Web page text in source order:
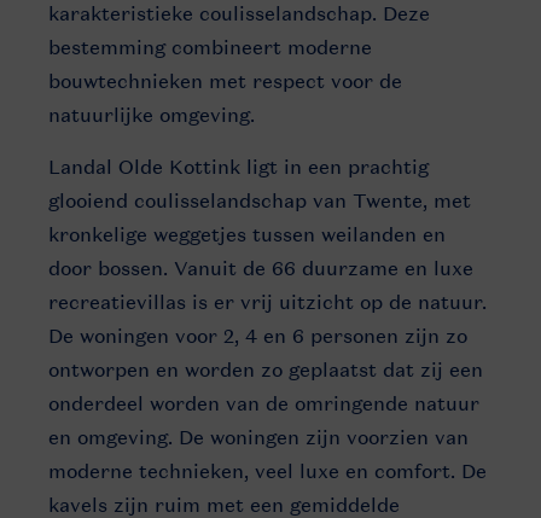
karakteristieke coulisselandschap. Deze
bestemming combineert moderne
bouwtechnieken met respect voor de
natuurlijke omgeving.
Landal Olde Kottink ligt in een prachtig
glooiend coulisselandschap van Twente, met
kronkelige weggetjes tussen weilanden en
door bossen. Vanuit de 66 duurzame en luxe
recreatievillas is er vrij uitzicht op de natuur.
De woningen voor 2, 4 en 6 personen zijn zo
ontworpen en worden zo geplaatst dat zij een
onderdeel worden van de omringende natuur
en omgeving. De woningen zijn voorzien van
moderne technieken, veel luxe en comfort. De
kavels zijn ruim met een gemiddelde